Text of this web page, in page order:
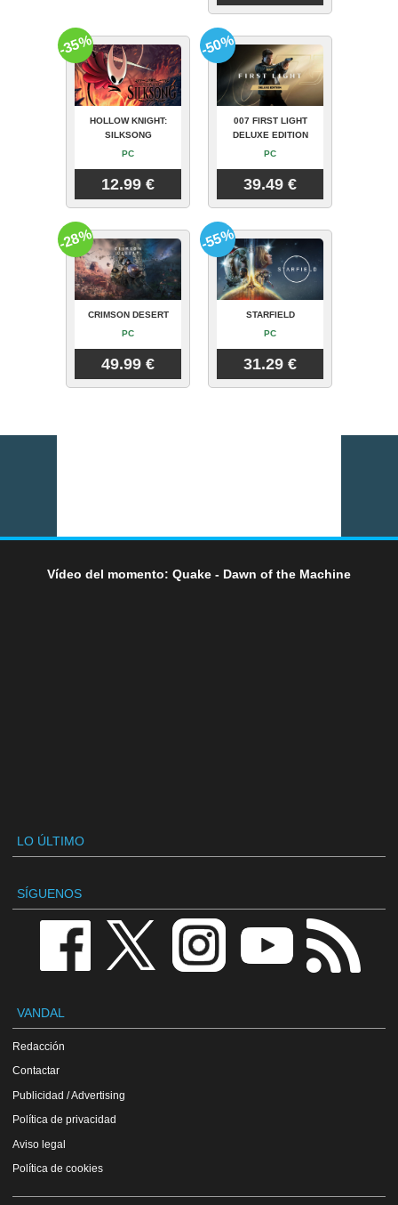
HOLLOW KNIGHT:
SILKSONG
PC
12.99 €
-35%
007 FIRST LIGHT
DELUXE EDITION
PC
39.49 €
-50%
CRIMSON DESERT
PC
49.99 €
-28%
STARFIELD
PC
31.29 €
-55%
Vídeo del momento: Quake - Dawn of the Machine
LO ÚLTIMO
SÍGUENOS
VANDAL
Redacción
Contactar
Publicidad / Advertising
Política de privacidad
Aviso legal
Política de cookies